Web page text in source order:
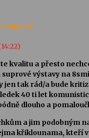
napsal:
kvalitu a přesto
výstavy na
jen tak rád/a bude
40 ti let
dlouho a
a jim podobným
křiklounama, kteří